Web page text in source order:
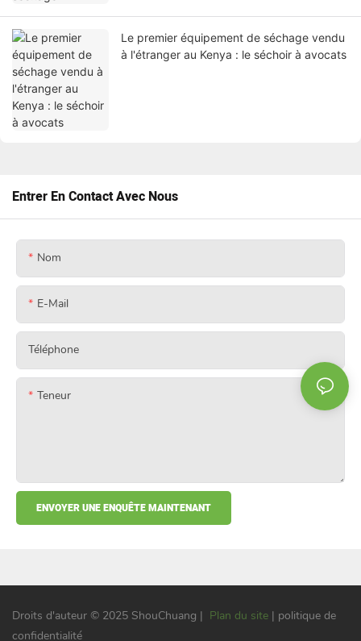
Le premier équipement de séchage vendu
à l'étranger au Kenya : le séchoir à avocats
Entrer En Contact Avec Nous
Nom
E-Mail
Téléphone
Teneur
ENVOYER UNE ENQUÊTE MAINTENANT
Droits d'auteur © 2025 ShouChuang | Plan du site | politique de
confidentialité